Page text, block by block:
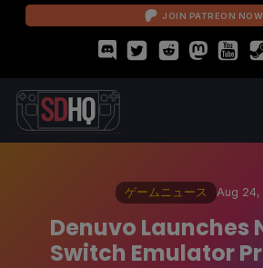
JOIN PATREON NOW
ゲームニュース Aug 24,
Denuvo Launches
Switch Emulator